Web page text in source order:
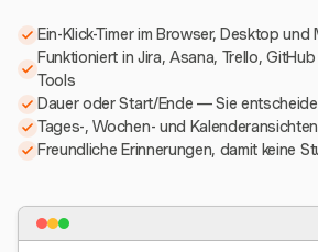
Ein-Klick-Timer im Browser, Desktop
Funktioniert in Jira, Asana, Trello,
Tools
Dauer oder Start/Ende — Sie
Tages-, Wochen- und
Freundliche Erinnerungen, damit keine